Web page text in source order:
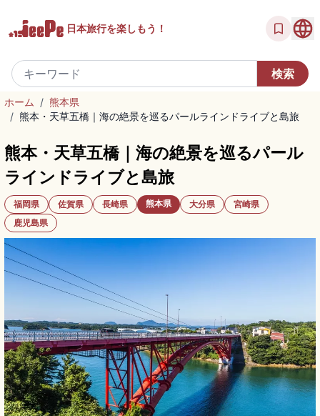
日本旅行を楽しもう！
ホーム / 熊本県
/ 熊本・天草五橋｜海の絶景を巡るパールラインドライブと島旅
熊本・天草五橋｜海の絶景を巡るパール
ラインドライブと島旅
福岡県 佐賀県 長崎県 熊本県 大分県
宮崎県
鹿児島県